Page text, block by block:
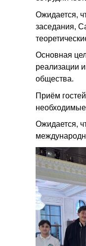
Ожидается,
заседания,
Основная
реализации
общества.
Приём
Ожидается,